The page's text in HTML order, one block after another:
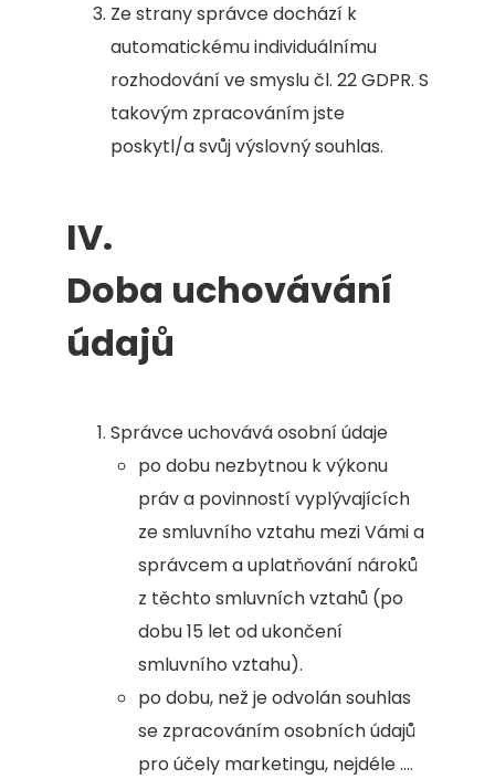
Ze strany správce dochází k
automatickému individuálnímu
rozhodování ve smyslu čl. 22 GDPR. S
takovým zpracováním jste
poskytl/a svůj výslovný souhlas.
IV.
Doba uchovávání
údajů
Správce uchovává osobní údaje
po dobu nezbytnou k výkonu
práv a povinností vyplývajících
ze smluvního vztahu mezi Vámi a
správcem a uplatňování nároků
z těchto smluvních vztahů (po
dobu 15 let od ukončení
smluvního vztahu).
po dobu, než je odvolán souhlas
se zpracováním osobních údajů
pro účely marketingu, nejdéle ….